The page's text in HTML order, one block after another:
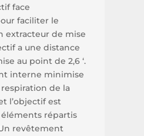
face
faciliter le
extracteur de mise
a une distance
au point de 2,6 ‘.
interne minimise
de la
l’objectif est
éléments répartis
revêtement